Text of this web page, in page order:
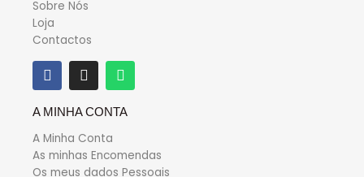
Sobre Nós
Loja
Contactos
A MINHA CONTA
A Minha Conta
As minhas Encomendas
Os meus dados Pessoais